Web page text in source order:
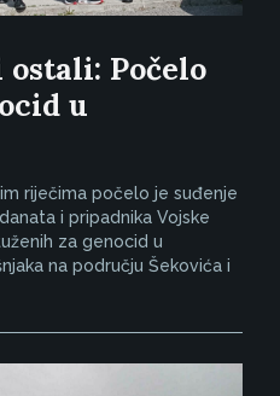
Počelo
u
riječima počelo je suđenje
i pripadnika Vojske
za genocid u
na području Šekovića i